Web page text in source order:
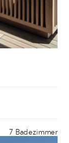
7 Badezimmer